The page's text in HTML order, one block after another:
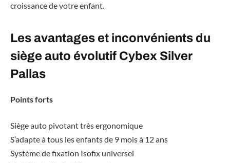
croissance de votre enfant.
Les avantages et inconvénients du
siège auto évolutif Cybex Silver
Pallas
Points forts
Siège auto pivotant très ergonomique
S’adapte à tous les enfants de 9 mois à 12 ans
Système de fixation Isofix universel